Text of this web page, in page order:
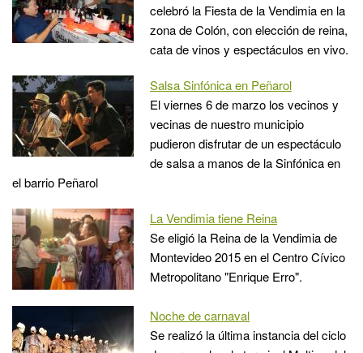
celebró la Fiesta de la Vendimia en la
zona de Colón, con elección de reina,
cata de vinos y espectáculos en vivo.
Salsa Sinfónica en Peñarol
El viernes 6 de marzo los vecinos y
vecinas de nuestro municipio
pudieron disfrutar de un espectáculo
de salsa a manos de la Sinfónica en
el barrio Peñarol
La Vendimia tiene Reina
Se eligió la Reina de la Vendimia de
Montevideo 2015 en el Centro Cívico
Metropolitano "Enrique Erro".
Noche de carnaval
Se realizó la última instancia del ciclo